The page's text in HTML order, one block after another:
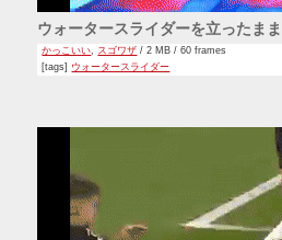
ウォータースライダーを立ったま
かっこいい, スゴワザ / 2 MB / 60 frames
[tags] ウォータースライダー